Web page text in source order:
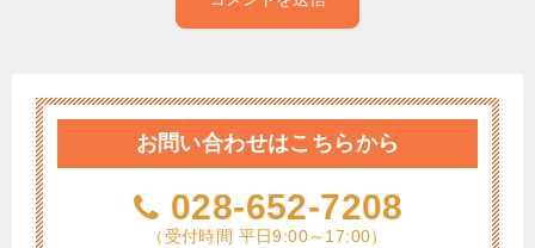
お問い合わせはこちらから
028-652-7208
（受付時間 平日9:00～17:00）